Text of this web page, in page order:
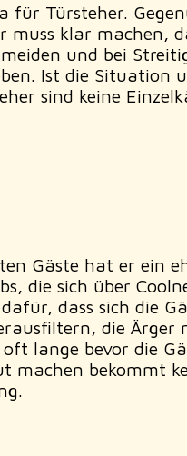
Türsteher.
klar machen,
und bei
Ist die
sind keine
Gäste hat er ein
die sich über
dass sich die
die Ärger
lange bevor die
machen bekommt